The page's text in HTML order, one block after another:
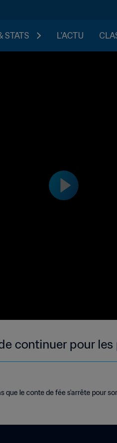
STATS L'ACTU
continuer pour
que le conte de fée s'arrête pour